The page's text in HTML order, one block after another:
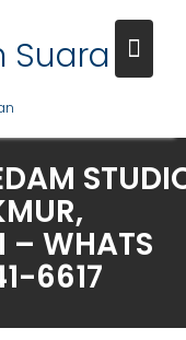
Suara
– WHATS
6617